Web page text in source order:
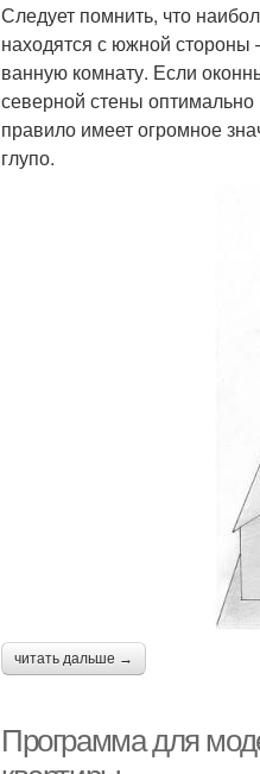
Следует помнить, что
находятся с южной
ванную комнату. Если
северной стены оптимально
правило имеет огромное
глупо.
читать дальше →
Программа для